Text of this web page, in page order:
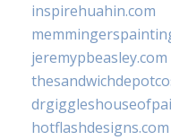
inspirehuahin.com
jeremypbeasley.com
hotflashdesigns.com